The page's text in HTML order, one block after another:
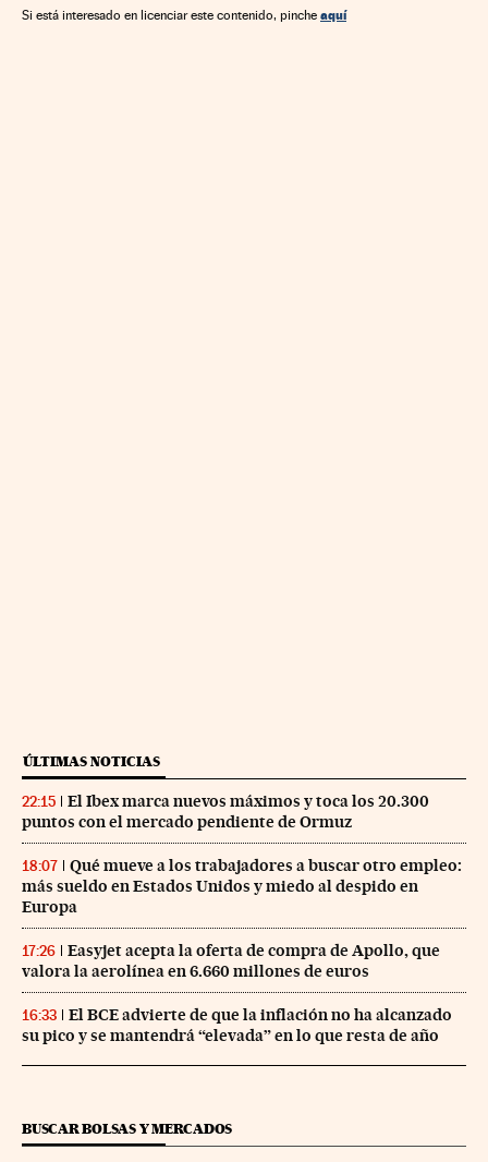
Si está interesado en licenciar este contenido, pinche aquí
ÚLTIMAS NOTICIAS
22:15
El Ibex marca nuevos máximos y toca los 20.300
puntos con el mercado pendiente de Ormuz
18:07
Qué mueve a los trabajadores a buscar otro empleo:
más sueldo en Estados Unidos y miedo al despido en
Europa
17:26
Easyjet acepta la oferta de compra de Apollo, que
valora la aerolínea en 6.660 millones de euros
16:33
El BCE advierte de que la inflación no ha alcanzado
su pico y se mantendrá “elevada” en lo que resta de año
BUSCAR BOLSAS Y MERCADOS